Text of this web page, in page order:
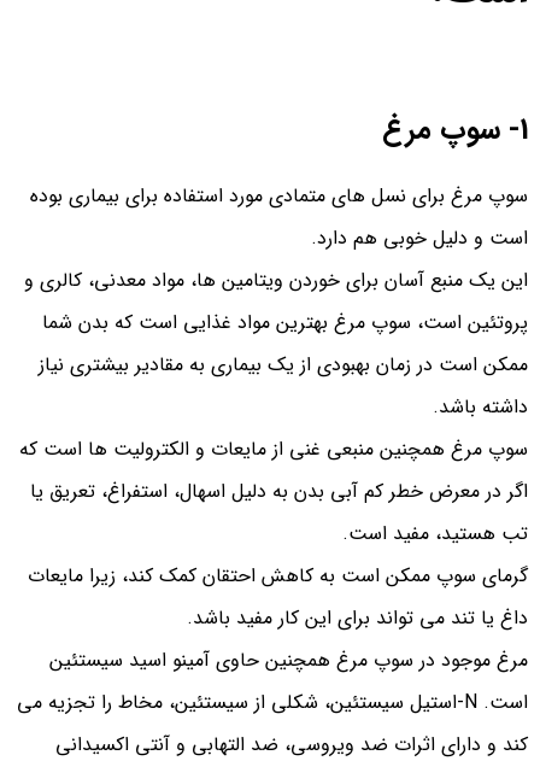
1- سوپ مرغ
سوپ مرغ برای نسل‌ های متمادی مورد استفاده برای بیماری بوده
است و دلیل خوبی هم دارد.
این یک منبع آسان برای خوردن ویتامین ها، مواد معدنی، کالری و
پروتئین است، سوپ مرغ بهترین مواد غذایی است که بدن شما
ممکن است در زمان بهبودی از یک بیماری به مقادیر بیشتری نیاز
داشته باشد.
سوپ مرغ همچنین منبعی غنی از مایعات و الکترولیت ها است که
اگر در معرض خطر کم آبی بدن به دلیل اسهال، استفراغ، تعریق یا
تب هستید، مفید است.
گرمای سوپ ممکن است به کاهش احتقان کمک کند، زیرا مایعات
داغ یا تند می تواند برای این کار مفید باشد.
مرغ موجود در سوپ مرغ همچنین حاوی آمینو اسید سیستئین
است. N-استیل سیستئین، شکلی از سیستئین، مخاط را تجزیه می
کند و دارای اثرات ضد ویروسی، ضد التهابی و آنتی اکسیدانی